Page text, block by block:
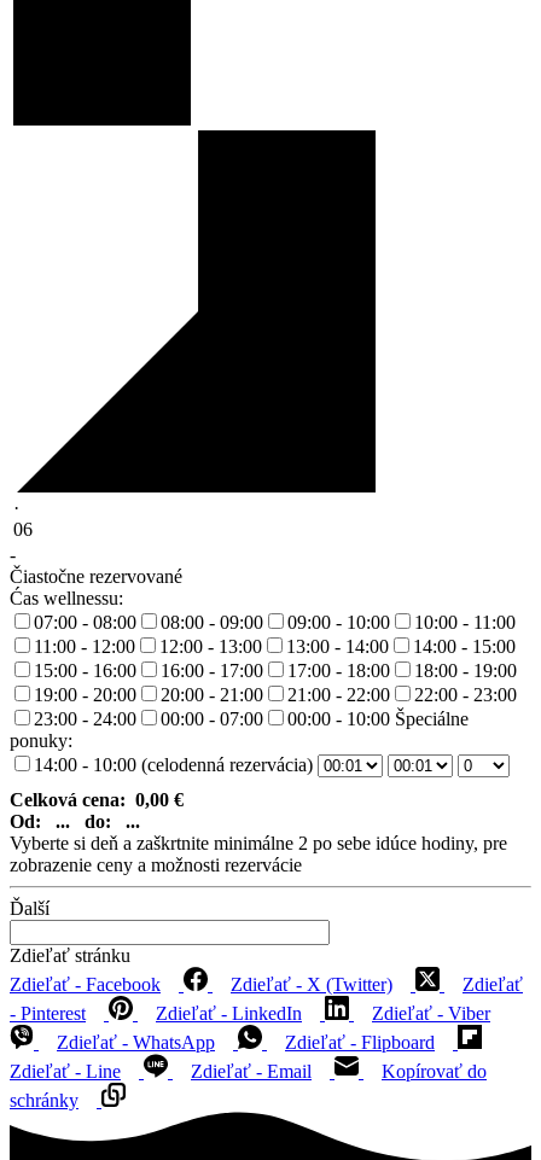
·
06
-
Čiastočne rezervované
Ćas wellnessu:
07:00 - 08:00
08:00 - 09:00 09:00 - 10:00
10:00 - 11:00
11:00 - 12:00
12:00 - 13:00 13:00 - 14:00
14:00 - 15:00
15:00 - 16:00
16:00 - 17:00 17:00 - 18:00
18:00 - 19:00
19:00 - 20:00
20:00 - 21:00 21:00 - 22:00
22:00 - 23:00
23:00 - 24:00
00:00 - 07:00 00:00 - 10:00 Špeciálne
ponuky:
14:00 - 10:00 (celodenná rezervácia)
Celková cena: 0,00 €
Od: ... do: ...
Vyberte si deň a zaškrtnite minimálne 2 po sebe idúce hodiny, pre
zobrazenie ceny a možnosti rezervácie
Ďalší
Zdieľať stránku
Zdieľať - Facebook
Zdieľať - X (Twitter)
Zdieľať
- Pinterest
Zdieľať - LinkedIn
Zdieľať - Viber
Zdieľať - WhatsApp
Zdieľať - Flipboard
Zdieľať - Line
Zdieľať - Email
Kopírovať do
schránky